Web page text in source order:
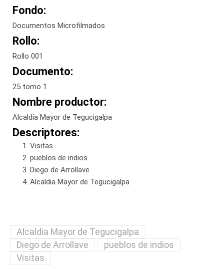
Fondo:
Documentos Microfilmados
Rollo:
Rollo 001
Documento:
25 tomo 1
Nombre productor:
Alcaldía Mayor de Tegucigalpa
Descriptores:
Visitas
pueblos de indios
Diego de Arrollave
Alcaldia Mayor de Tegucigalpa
Alcaldia Mayor de Tegucigalpa
Diego de Arrollave
pueblos de indios
Visitas